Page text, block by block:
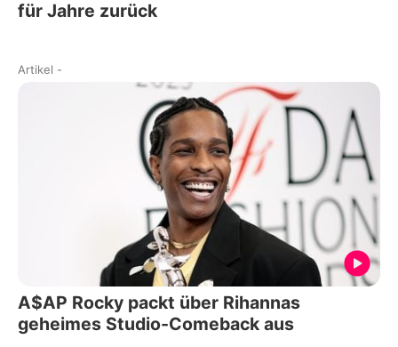
für Jahre zurück
Artikel -
A$AP Rocky packt über Rihannas
geheimes Studio-Comeback aus